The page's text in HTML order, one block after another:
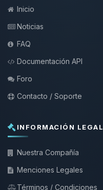
Inicio
Noticias
FAQ
Documentación API
Foro
Contacto / Soporte
INFORMACIÓN LEGAL
Nuestra Compañía
Menciones Legales
Términos / Condiciones